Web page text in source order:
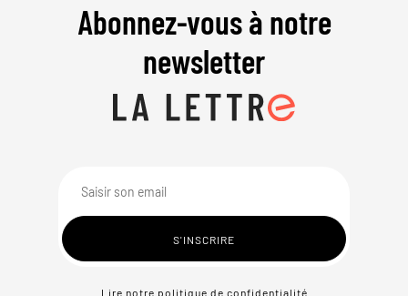
Abonnez-vous à notre
newsletter
Lire notre politique de confidentialité